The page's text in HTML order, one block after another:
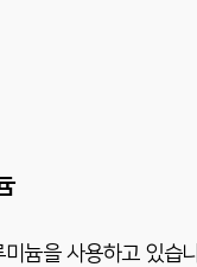
늄을 사용하고 있습